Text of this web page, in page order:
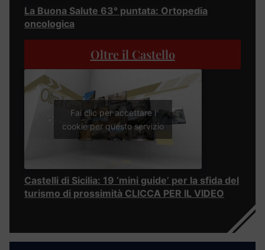
La Buona Salute 63° puntata: Ortopedia
oncologica
Oltre il Castello
Fai clic per accettare i
cookie per questo servizio
Castelli di Sicilia: 19 ‘mini guide’ per la sfida del
turismo di prossimità CLICCA PER IL VIDEO